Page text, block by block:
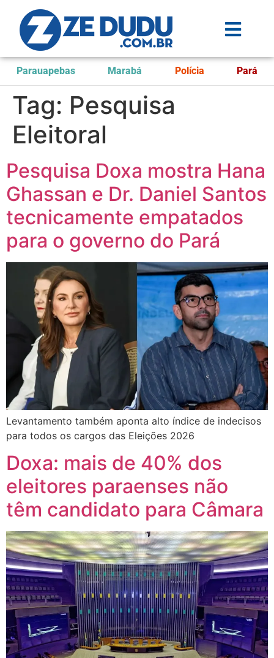
Parauapebas Marabá Polícia Pará
Tag: Pesquisa
Eleitoral
Pesquisa Doxa mostra Hana
Ghassan e Dr. Daniel Santos
tecnicamente empatados
para o governo do Pará
Levantamento também aponta alto índice de indecisos
para todos os cargos das Eleições 2026
Doxa: mais de 40% dos
eleitores paraenses não
têm candidato para Câmara